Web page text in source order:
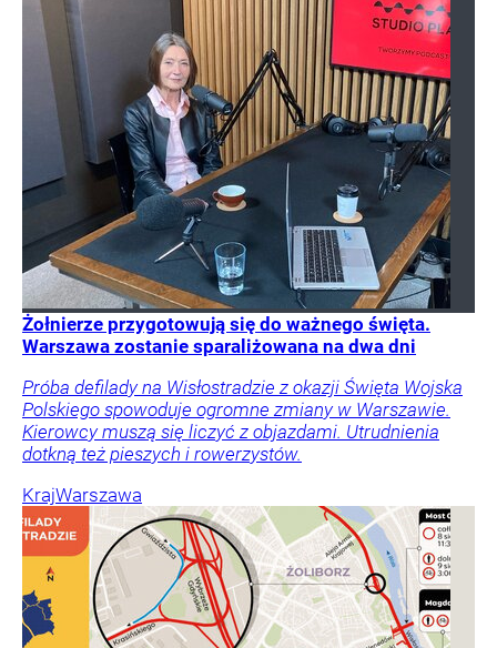
Żołnierze przygotowują się do ważnego święta.
Warszawa zostanie sparaliżowana na dwa dni
Próba defilady na Wisłostradzie z okazji Święta Wojska
Polskiego spowoduje ogromne zmiany w Warszawie.
Kierowcy muszą się liczyć z objazdami. Utrudnienia
dotkną też pieszych i rowerzystów.
KrajWarszawa